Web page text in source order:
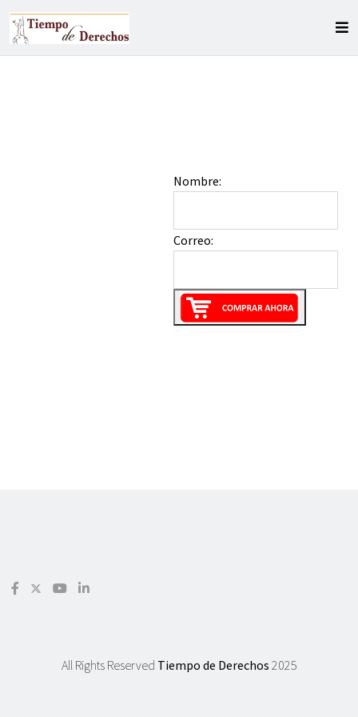
Nombre:
Correo:
All Rights Reserved Tiempo de Derechos 2025